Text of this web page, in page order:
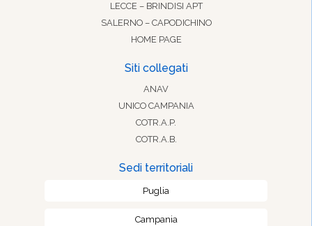
LECCE – BRINDISI APT
SALERNO – CAPODICHINO
HOME PAGE
Siti collegati
ANAV
UNICO CAMPANIA
COTR.A.P.
COTR.A.B.
Sedi territoriali
Puglia
Campania